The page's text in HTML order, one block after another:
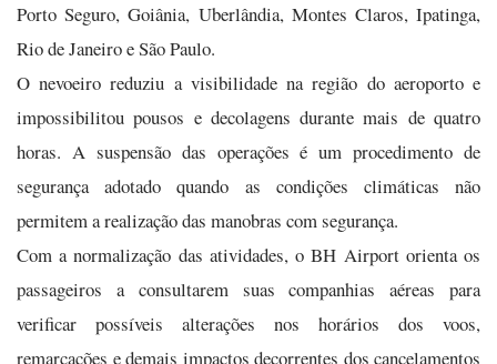
Porto Seguro, Goiânia, Uberlândia, Montes Claros, Ipatinga,
Rio de Janeiro e São Paulo.
O nevoeiro reduziu a visibilidade na região do aeroporto e
impossibilitou pousos e decolagens durante mais de quatro
horas. A suspensão das operações é um procedimento de
segurança adotado quando as condições climáticas não
permitem a realização das manobras com segurança.
Com a normalização das atividades, o BH Airport orienta os
passageiros a consultarem suas companhias aéreas para
verificar possíveis alterações nos horários dos voos,
remarcações e demais impactos decorrentes dos cancelamentos